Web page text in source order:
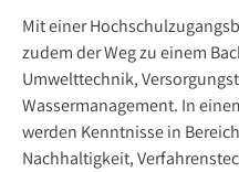
Mit einer
zudem der Weg zu einem
Umwelttechnik,
Wassermanagement. In
werden Kenntnisse in
Nachhaltigkeit,